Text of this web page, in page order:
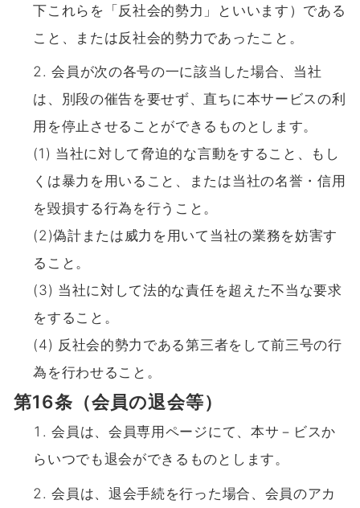
下これらを「反社会的勢力」といいます）である
こと、または反社会的勢力であったこと。
会員が次の各号の一に該当した場合、当社
は、別段の催告を要せず、直ちに本サービスの利
用を停止させることができるものとします。
(1) 当社に対して脅迫的な言動をすること、もし
くは暴力を用いること、または当社の名誉・信用
を毀損する行為を行うこと。
(2)偽計または威力を用いて当社の業務を妨害す
ること。
(3) 当社に対して法的な責任を超えた不当な要求
をすること。
(4) 反社会的勢力である第三者をして前三号の行
為を行わせること。
第16条（会員の退会等）
会員は、会員専用ページにて、本サ－ビスか
らいつでも退会ができるものとします。
会員は、退会手続を行った場合、会員のアカ